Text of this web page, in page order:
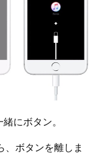
緒にボタン。
、ボタンを離しま